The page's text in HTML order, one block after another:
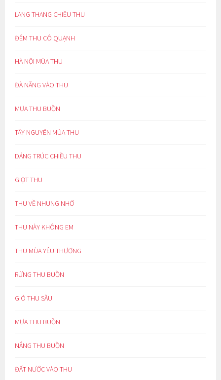
LANG THANG CHIỀU THU
ĐÊM THU CÔ QUẠNH
HÀ NỘI MÙA THU
ĐÀ NẴNG VÀO THU
MƯA THU BUỒN
TÂY NGUYÊN MÙA THU
DÁNG TRÚC CHIỀU THU
GIỌT THU
THU VỀ NHUNG NHỚ
THU NÀY KHÔNG EM
THU MÙA YÊU THƯƠNG
RỪNG THU BUỒN
GIÓ THU SẦU
MƯA THU BUỒN
NẮNG THU BUỒN
ĐẤT NƯỚC VÀO THU